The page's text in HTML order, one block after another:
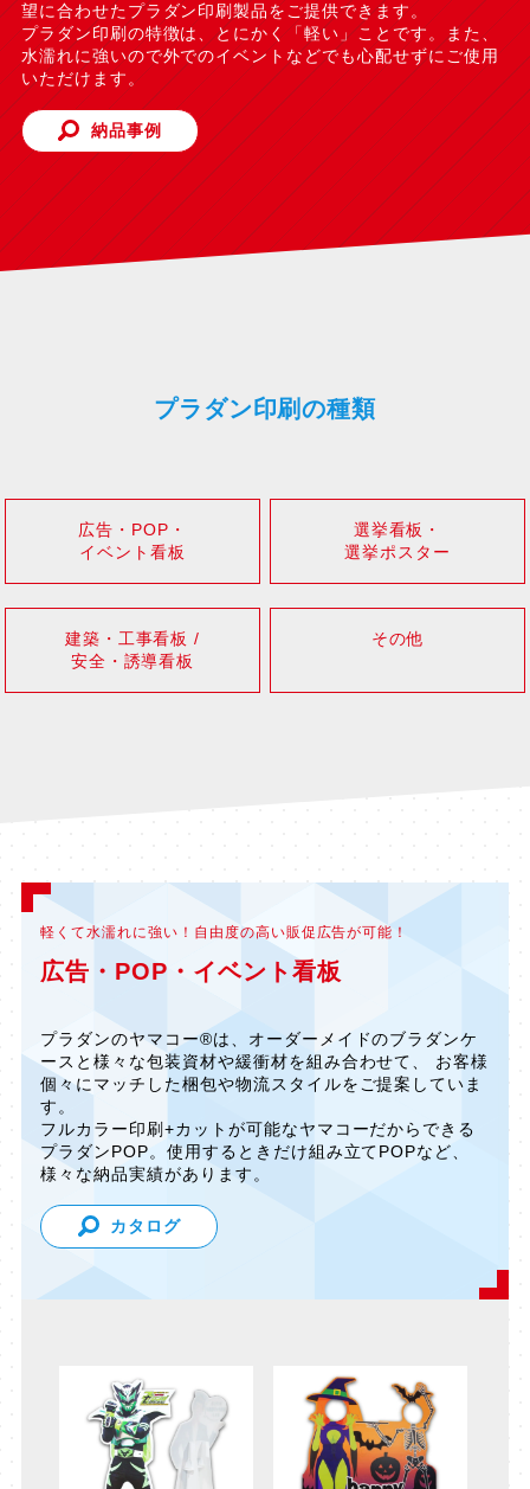
望に合わせたプラダン印刷製品をご提供できます。
プラダン印刷の特徴は、とにかく「軽い」ことです。また、
水濡れに強いので外でのイベントなどでも心配せずにご使用
いただけます。
納品事例
プラダン印刷の種類
広告・POP・
イベント看板
選挙看板・
選挙ポスター
建築・工事看板 /
安全・誘導看板
その他
軽くて水濡れに強い！自由度の高い販促広告が可能！
広告・POP・イベント看板
プラダンのヤマコー®は、オーダーメイドのブラダンケ
ースと様々な包装資材や緩衝材を組み合わせて、 お客様
個々にマッチした梱包や物流スタイルをご提案していま
す。
フルカラー印刷+カットが可能なヤマコーだからできる
プラダンPOP。使用するときだけ組み立てPOPなど、
様々な納品実績があります。
カタログ